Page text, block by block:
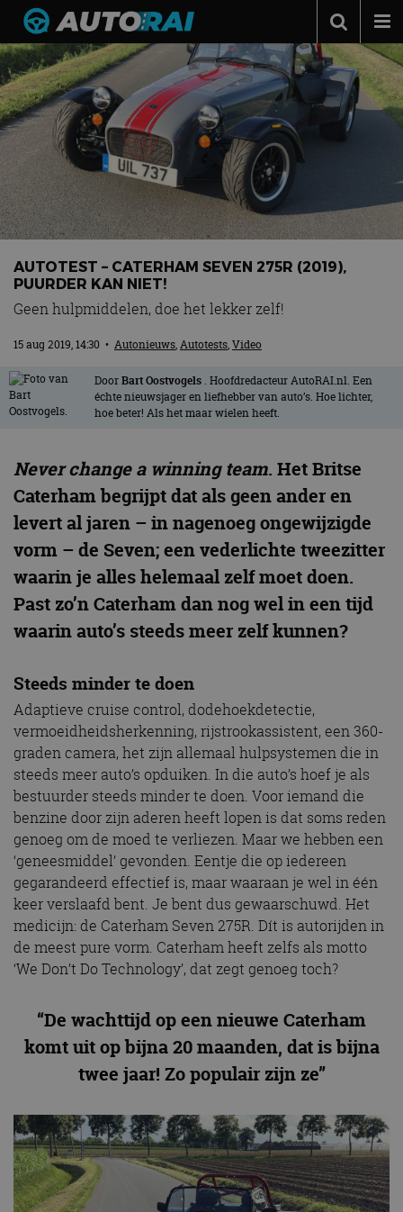
Autonieuws
Podcast
Autotests
Automerken
Adverteren
Contact
MotorRAI.nl
AUTOTEST – CATERHAM SEVEN 275R (2019),
PUURDER KAN NIET!
Geen hulpmiddelen, doe het lekker zelf!
15 aug 2019, 14:30 • Autonieuws,Autotests,Video
DoorBart Oostvogels . Hoofdredacteur AutoRAI.nl. Een
échte nieuwsjager en liefhebber van auto’s. Hoe lichter,
hoe beter! Als het maar wielen heeft.
Never change a winning team. Het Britse
Caterham begrijpt dat als geen ander en
levert al jaren – in nagenoeg ongewijzigde
vorm – de Seven; een vederlichte tweezitter
waarin je alles helemaal zelf moet doen.
Past zo’n Caterham dan nog wel in een tijd
waarin auto’s steeds meer zelf kunnen?
Steeds minder te doen
Adaptieve cruise control, dodehoekdetectie,
vermoeidheidsherkenning, rijstrookassistent, een 360-
graden camera, het zijn allemaal hulpsystemen die in
steeds meer auto’s opduiken. In die auto’s hoef je als
bestuurder steeds minder te doen. Voor iemand die
benzine door zijn aderen heeft lopen is dat soms reden
genoeg om de moed te verliezen. Maar we hebben een
‘geneesmiddel’ gevonden. Eentje die op iedereen
gegarandeerd effectief is, maar waaraan je wel in één
keer verslaafd bent. Je bent dus gewaarschuwd. Het
medicijn: de Caterham Seven 275R. Dít is autorijden in
de meest pure vorm. Caterham heeft zelfs als motto
‘We Don’t Do Technology’, dat zegt genoeg toch?
“De wachttijd op een nieuwe Caterham
komt uit op bijna 20 maanden, dat is bijna
twee jaar! Zo populair zijn ze”